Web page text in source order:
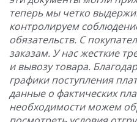
теперь мы четко
контролируем
обязательств. С
заказам. У нас жесткие
и вывозу товара.
графики поступления
данные о фактических
необходимости можем